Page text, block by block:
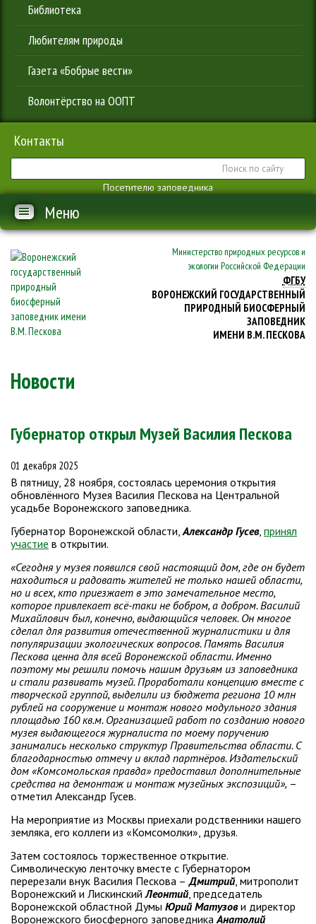
Библиотека
Любителям природы
Газета «Бобрые вести»
Волонтёрство на ООПТ
Контакты
Посетителю заповедника
Меню
Министерство природных ресурсов и
экологии Российской Федерации
ФГБУ
ВОРОНЕЖСКИЙ ГОСУДАРСТВЕННЫЙ
ПРИРОДНЫЙ БИОСФЕРНЫЙ
ЗАПОВЕДНИК
ИМЕНИ В.М. ПЕСКОВА
Новости
Губернатор открыл Музей Василия Пескова
01 декабря 2025
В пятницу, 28 ноября, состоялась церемония открытия
обновлённого Музея Василия Пескова на Центральной
усадьбе Воронежского заповедника.
Губернатор Воронежской области,Александр Гусев, принял
участие в открытии.
«Сегодня у музея появился свой настоящий дом, где он будет
находиться и радовать жителей не только нашей области,
но и всех, кто приезжает в это замечательное место,
которое привлекает всё-таки не бобром, а добром. Василий
Михайлович был, конечно, выдающийся человек. Он многое
сделал для развития отечественной журналистики и для
популяризации экологических вопросов. Память Василия
Пескова ценна для всей Воронежской области. Именно
поэтому мы решили помочь нашим друзьям из заповедника
и стали развивать музей. Проработали концепцию вместе с
творческой группой, выделили из бюджета региона 10 млн
рублей на сооружение и монтаж нового модульного здания
площадью 160 кв.м. Организацией работ по созданию нового
музея выдающегося журналиста по моему поручению
занимались несколько структур Правительства области. С
благодарностью отмечу и вклад партнёров. Издательский
дом «Комсомольская правда» предоставил дополнительные
средства на демонтаж и монтаж музейных экспозиций», –
отметил Александр Гусев.
На мероприятие из Москвы приехали родственники нашего
земляка, его коллеги из «Комсомолки», друзья.
Затем состоялось торжественное открытие.
Символическую ленточку вместе с Губернатором
перерезали внук Василия Пескова – Дмитрий, митрополит
Воронежский и ЛискинскийЛеонтий, председатель
Воронежской областной Думы Юрий Матузови директор
Воронежского биосферного заповедникаАнатолий